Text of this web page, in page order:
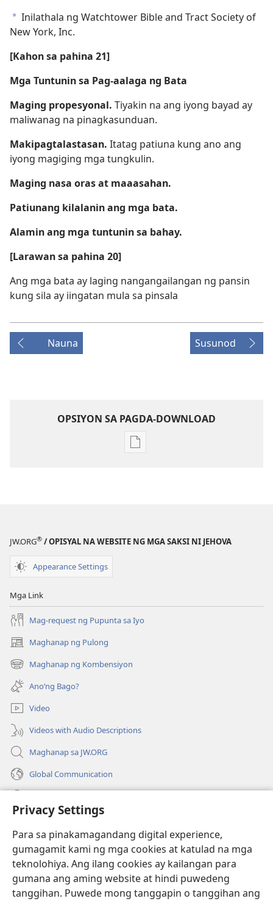
Privacy Settings
Para sa pinakamagandang digital experience,
gumagamit kami ng mga cookies at katulad na mga
teknolohiya. Ang ilang cookies ay kailangan para
gumana ang aming website at hindi puwedeng
tanggihan. Puwede mong tanggapin o tanggihan ang
a Inilathala ng Watchtower Bible and Tract Society of
New York, Inc.
[Kahon sa pahina 21]
Mga Tuntunin sa Pag-aalaga ng Bata
Maging propesyonal. Tiyakin na ang iyong bayad ay
maliwanag na pinagkasunduan.
Makipagtalastasan. Itatag patiuna kung ano ang
iyong magiging mga tungkulin.
Maging nasa oras at maaasahan.
Patiunang kilalanin ang mga bata.
Alamin ang mga tuntunin sa bahay.
[Larawan sa pahina 20]
Ang mga bata ay laging nangangailangan ng pansin
kung sila ay iingatan mula sa pinsala
Nauna Susunod
OPSIYON SA PAGDA-DOWNLOAD
Opsiyon
MAGASIN
JW.ORG® / OPISYAL NA WEBSITE NG MGA SAKSI NI JEHOVA
Appearance Settings
Mga Link
Mag-request ng Pupunta sa Iyo
Maghanap ng Pulong
(may
bubukas
na
bagong
window)
Maghanap ng Kombensiyon
(may
bubukas
na
bagong
window)
Ano’ng Bago?
Video
Videos with Audio Descriptions
Maghanap sa JW.ORG
Global Communication
(may
na
bagong
window)
Watchtower ONLINE LIBRARY™
(may
bubukas
na
bagong
JW Hub ®
(may